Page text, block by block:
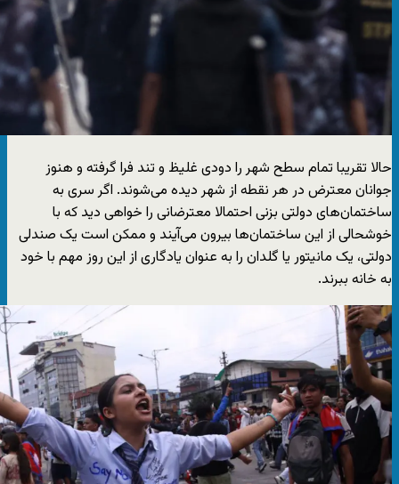
حالا تقریبا تمام سطح شهر را دودی غلیظ و تند فرا گرفته و هنوز
جوانان معترض در هر نقطه از شهر دیده می‌شوند. اگر سری به
ساختمان‌های دولتی بزنی احتمالا معترضانی را خواهی دید که با
خوشحالی از این ساختمان‌ها بیرون می‌آیند و ممکن است یک صندلی
دولتی، یک مانیتور یا گلدان را به عنوان یادگاری از این روز مهم با خود
به خانه ببرند.